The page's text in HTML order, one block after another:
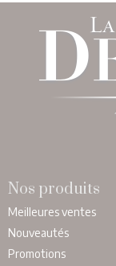
Nos produits
Meilleures ventes
Nouveautés
Promotions